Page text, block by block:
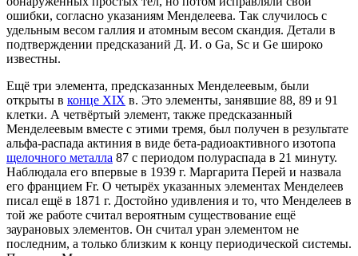
ошибки, согласно указаниям Менделеева. Так случилось с
удельным весом галлия и атомным весом скандия. Детали в
подтверждении предсказаний Д. И. о Ga, Sc и Ge широко
известны.
Ещё три элемента, предсказанных Менделеевым, были
открыты в конце XIX в. Это элементы, занявшие 88, 89 и 91
клетки. А четвёртый элемент, также предсказанный
Менделеевым вместе с этими тремя, был получен в результате
альфа-распада актиния в виде бета-радиоактивного изотопа
щелочного металла 87 с периодом полураспада в 21 минуту.
Наблюдала его впервые в 1939 г. Маргарита Перей и назвала
его францием Fr. О четырёх указанных элементах Менделеев
писал ещё в 1871 г. Достойно удивления и то, что Менделеев в
той же работе считал вероятным существование ещё
заурановых элементов. Он считал уран элементом не
последним, а только близким к концу периодической системы.